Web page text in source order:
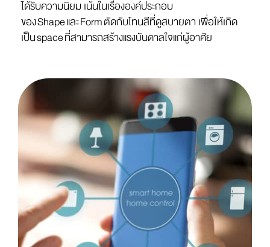
ได้รับความนิยม เน้นในเรื่ององค์ประกอบ
ของShapeและFormตัดกับโทนสีที่ดูสบายตา เพื่อให้เกิด
เป็นspaceที่สามารถสร้างแรงบันดาลใจแก่ผู้อาศัย